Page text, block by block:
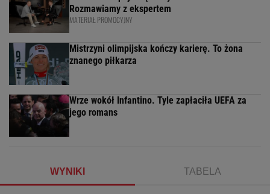
Rozmawiamy z ekspertem
MATERIAŁ PROMOCYJNY
Mistrzyni olimpijska kończy karierę. To żona
znanego piłkarza
Wrze wokół Infantino. Tyle zapłaciła UEFA za
jego romans
WYNIKI TABELA